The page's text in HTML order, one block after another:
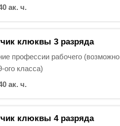
ак. ч.
клюквы 3 разряда
профессии рабочего (возможно
ого класса)
ак. ч.
клюквы 4 разряда